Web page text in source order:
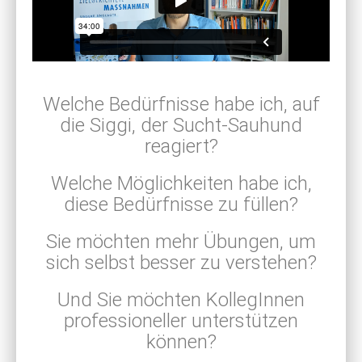
Welche Bedürfnisse habe ich, auf
die Siggi, der Sucht-Sauhund
reagiert?
Welche Möglichkeiten habe ich,
diese Bedürfnisse zu füllen?
Sie möchten mehr Übungen, um
sich selbst besser zu verstehen?
Und Sie möchten KollegInnen
professioneller unterstützen
können?